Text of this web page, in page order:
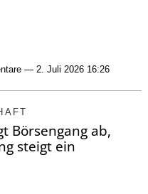
— 2. Juli 2026 16:26
Börsengang ab,
steigt ein